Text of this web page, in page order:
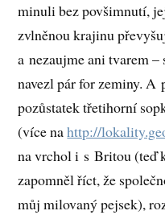
minuli bez povšimnutí,
zvlněnou krajinu
a nezaujme ani tvarem
navezl pár for zeminy.
pozůstatek třetihorní
(více nahttp://
na vrchol i s Britou (teď
zapomněl říct, že
můj milovaný pejsek),